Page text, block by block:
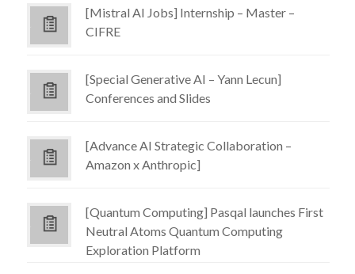
[Mistral AI Jobs] Internship – Master –
CIFRE
[Special Generative AI – Yann Lecun]
Conferences and Slides
[Advance AI Strategic Collaboration –
Amazon x Anthropic]
[Quantum Computing] Pasqal launches First
Neutral Atoms Quantum Computing
Exploration Platform